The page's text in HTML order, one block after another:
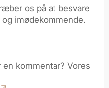
os på at besvare
imødekommende.
kommentar? Vores